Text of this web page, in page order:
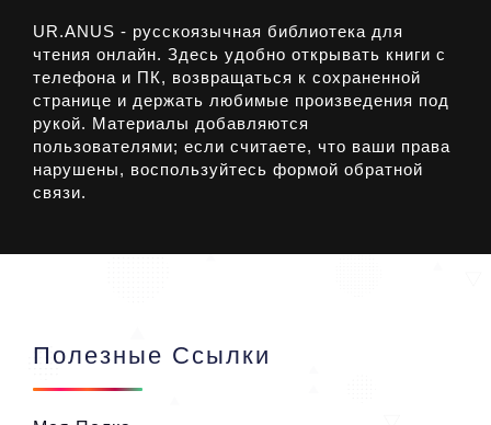
UR.ANUS - русскоязычная библиотека для
чтения онлайн. Здесь удобно открывать книги с
телефона и ПК, возвращаться к сохраненной
странице и держать любимые произведения под
рукой. Материалы добавляются
пользователями; если считаете, что ваши права
нарушены, воспользуйтесь формой обратной
связи.
Полезные Ссылки